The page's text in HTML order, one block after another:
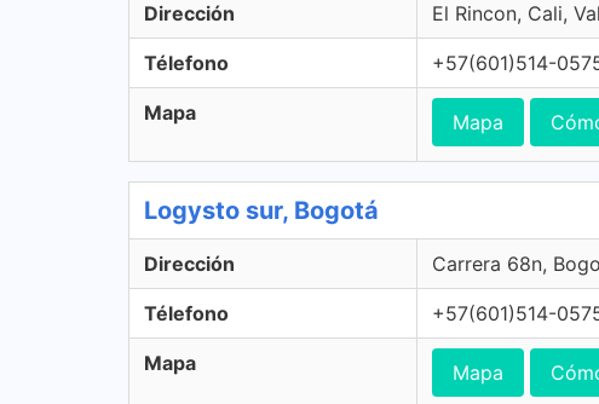
Dirección El Rincon, Cali,
Télefono +57(601)514-
Mapa Mapa
Logysto sur, Bogotá
Dirección Carrera 68n,
Télefono +57(601)514-
Mapa Mapa